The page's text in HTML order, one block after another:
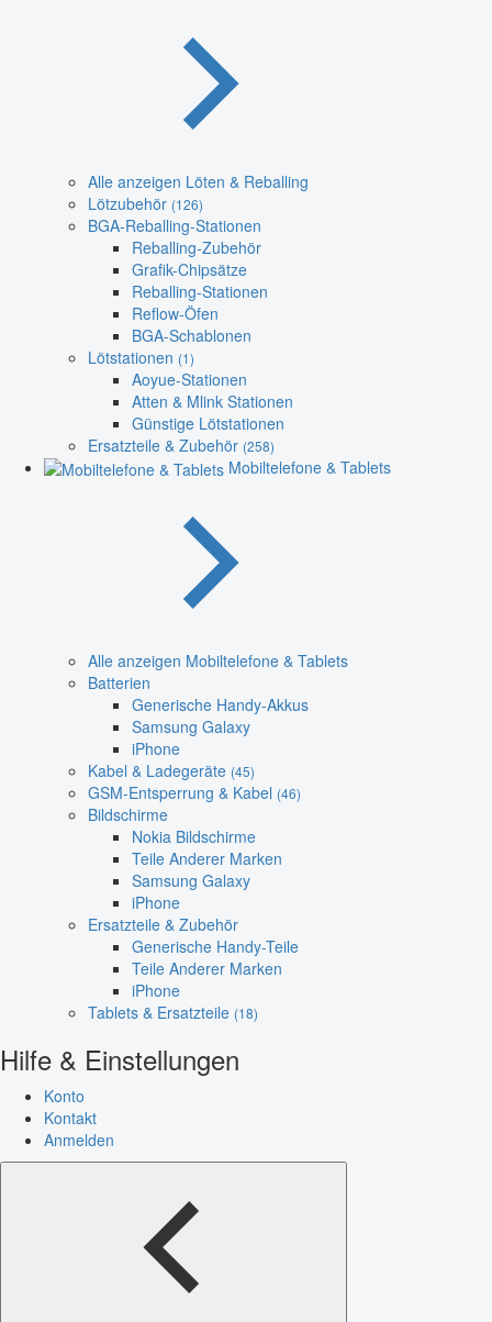
Alle anzeigen Löten & Reballing
Lötzubehör (126)
BGA-Reballing-Stationen
Reballing-Zubehör
Grafik-Chipsätze
Reballing-Stationen
Reflow-Öfen
BGA-Schablonen
Lötstationen (1)
Aoyue-Stationen
Atten & Mlink Stationen
Günstige Lötstationen
Ersatzteile & Zubehör (258)
Mobiltelefone & Tablets
Alle anzeigen Mobiltelefone & Tablets
Batterien
Generische Handy-Akkus
Samsung Galaxy
iPhone
Kabel & Ladegeräte (45)
GSM-Entsperrung & Kabel (46)
Bildschirme
Nokia Bildschirme
Teile Anderer Marken
Samsung Galaxy
iPhone
Ersatzteile & Zubehör
Generische Handy-Teile
Teile Anderer Marken
iPhone
Tablets & Ersatzteile (18)
Hilfe & Einstellungen
Konto
Kontakt
Anmelden